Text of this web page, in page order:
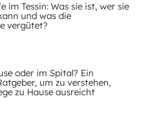
im Tessin: Was sie ist, wer sie
und was die
vergütet?
oder im Spital? Ein
um zu verstehen,
zu Hause ausreicht